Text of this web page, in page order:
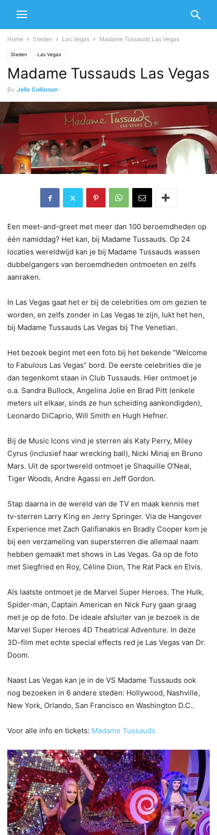
Home Steden Las Vegas Madame Tussauds Las Vegas
Steden Las Vegas
Madame Tussauds Las Vegas
By Jelle Collignon -
Een meet-and-greet met meer dan 100 beroemdheden op
één namiddag? Het kan, bij Madame Tussauds. Op 24
locaties wereldwijd kan je bij Madame Tussauds wassen
dubbelgangers van beroemdheden ontmoeten en zelfs
aanraken.
In Las Vegas gaat het er bij de celebrities om om gezien te
worden, en zelfs zonder in Las Vegas te zijn, lukt het hen,
bij Madame Tussauds Las Vegas bij The Venetian.
Het bezoek begint met een foto bij het bekende “Welcome
to Fabulous Las Vegas” bord. De eerste celebrities die je
dan tegenkomt staan in Club Tussauds. Hier ontmoet je
o.a. Sandra Bullock, Angelina Jolie en Brad Pitt (enkele
meters uit elkaar, sinds ze hun scheiding aankondigden),
Leonardo DiCaprio, Will Smith en Hugh Hefner.
Bij de Music Icons vind je sterren als Katy Perry, Miley
Cyrus (inclusief haar wrecking ball), Nicki Minaj en Bruno
Mars. Uit de sportwereld ontmoet je Shaquille O’Neal,
Tiger Woods, Andre Agassi en Jeff Gordon.
Stap daarna in de wereld van de TV en maak kennis met
tv-sterren Larry King en Jerry Springer. Via de Hangover
Experience met Zach Galifianakis en Bradly Cooper kom je
bij een verzameling van supersterren die allemaal naam
hebben gemaakt met shows in Las Vegas. Ga op de foto
met Siegfried en Roy, Céline Dion, The Rat Pack en Elvis.
Als laatste ontmoet je de Marvel Super Heroes. The Hulk,
Spider-man, Captain American en Nick Fury gaan graag
met je op de foto. De ideale afsluiter van je bezoek is de
Marvel Super Heroes 4D Theatrical Adventure. In deze
3D-film met echte special effects red je Las Vegas van Dr.
Doom.
Naast Las Vegas kan je in de VS Madame Tussauds ook
nog bezoeken in 6 andere steden: Hollywood, Nashville,
New York, Orlando, San Francisco en Washington D.C..
Voor alle info en tickets: Madame Tussauds